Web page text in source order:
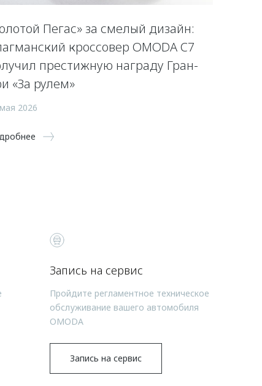
Пегас» за смелый дизайн:
кроссовер OMODA C7
престижную награду Гран-
«За рулем»
2026
Запись на сервис
Пройдите регламентное техническое
обслуживание вашего автомобиля
OMODA
Запись на сервис